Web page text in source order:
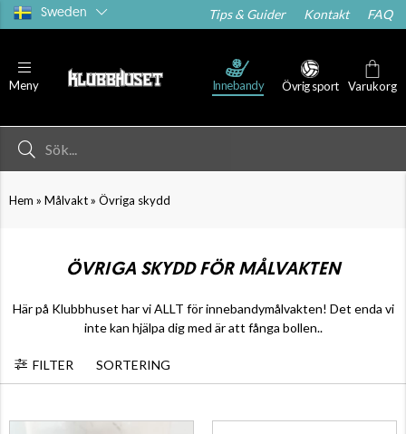
Sweden Tips & Guider Kontakt FAQ
Meny Innebandy Övrig sport Varukorg
Hem » Målvakt» Övriga skydd
ÖVRIGA SKYDD FÖR MÅLVAKTEN
Här på Klubbhuset har vi ALLT för innebandymålvakten! Det enda vi
inte kan hjälpa dig med är att fånga bollen..
FILTER SORTERING